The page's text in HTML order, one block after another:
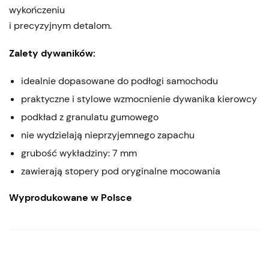
wykończeniu
i precyzyjnym detalom.
Zalety dywaników:
idealnie dopasowane do podłogi samochodu
praktyczne i stylowe wzmocnienie dywanika kierowcy
podkład z granulatu gumowego
nie wydzielają nieprzyjemnego zapachu
grubość wykładziny: 7 mm
zawierają stopery pod oryginalne mocowania
Wyprodukowane w Polsce